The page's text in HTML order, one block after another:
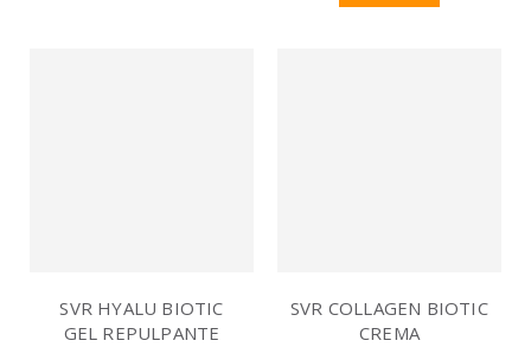
SVR HYALU BIOTIC
GEL REPULPANTE
SVR COLLAGEN BIOTIC
CREMA